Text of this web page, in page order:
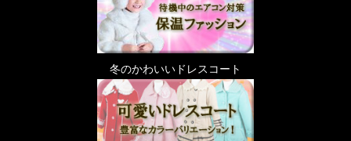
冬のかわいいドレスコート